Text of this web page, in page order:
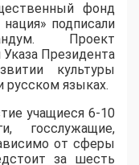
фонд
подписали
Проект
Указа Президента
культуры
русском языках.
учащиеся 6-10
госслужащие,
от сферы
за шесть